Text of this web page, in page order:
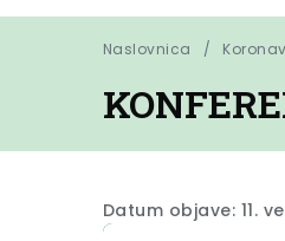
Naslovnica
Datum objave: 11.